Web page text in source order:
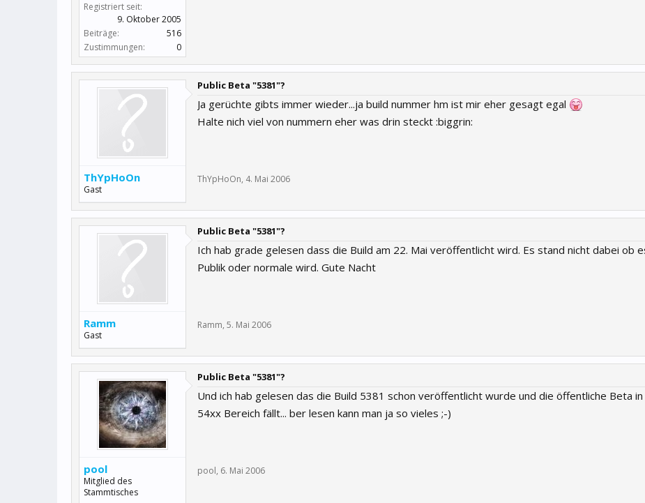
Registriert seit:
9. Oktober 2005
Beiträge:
516
Zustimmungen:
0
ThYpHoOn
Gast
Public Beta "5381"?
Ja gerüchte gibts immer wieder...ja build nummer hm ist mir eher gesagt egal
Halte nich viel von nummern eher was drin steckt :biggrin:
ThYpHoOn, 4. Mai 2006
Ramm
Gast
Public Beta "5381"?
Ich hab grade gelesen dass die Build am 22. Mai veröffentlicht wird. Es stand nicht dabei ob
Publik oder normale wird. Gute Nacht
Ramm, 5. Mai 2006
pool
Mitglied des
Stammtisches
Public Beta "5381"?
Und ich hab gelesen das die Build 5381 schon veröffentlicht wurde und die öffentliche Beta in
54xx Bereich fällt... ber lesen kann man ja so vieles ;-)
pool, 6. Mai 2006